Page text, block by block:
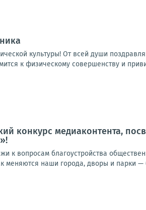
культуры! От всей души
к физическому совершенству и
конкурс медиаконтента,
к вопросам благоустройства
меняются наши города, дворы и парки —